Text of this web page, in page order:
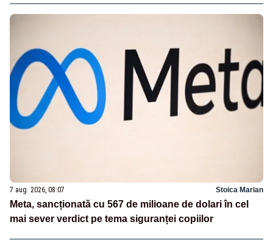
7 aug. 2026, 08:07 Stoica Marian
Meta, sancționată cu 567 de milioane de dolari în cel
mai sever verdict pe tema siguranței copiilor